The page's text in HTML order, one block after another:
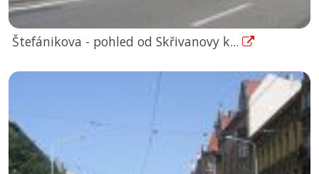
Štefánikova - pohled od Skřivanovy k...